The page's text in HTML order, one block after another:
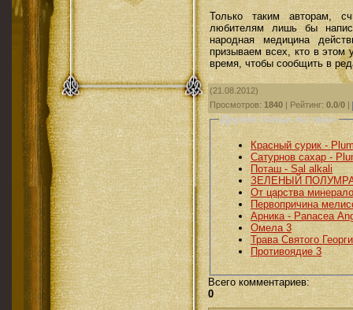
Только таким авторам,
любителям лишь бы
народная медицина
призываем всех, кто в
время, чтобы сообщить в
(21.08.2012)
Просмотров: 1840 Рейтинг: 0.0/0
Другие статьи по теме:
Красный сурик -
Сатурнов сахар -
Поташ - Sal alkali
ЗЕЛЕНЫЙ
От царства
Первопричина
Арника - Panacea
Омела 3
Трава Святого
Противоядие 3
Всего комментариев:
0